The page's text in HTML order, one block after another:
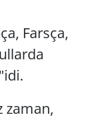
Farsça,
zaman,